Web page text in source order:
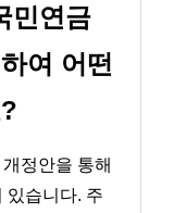
민연금
여 어떤
정안을 통해
있습니다. 주